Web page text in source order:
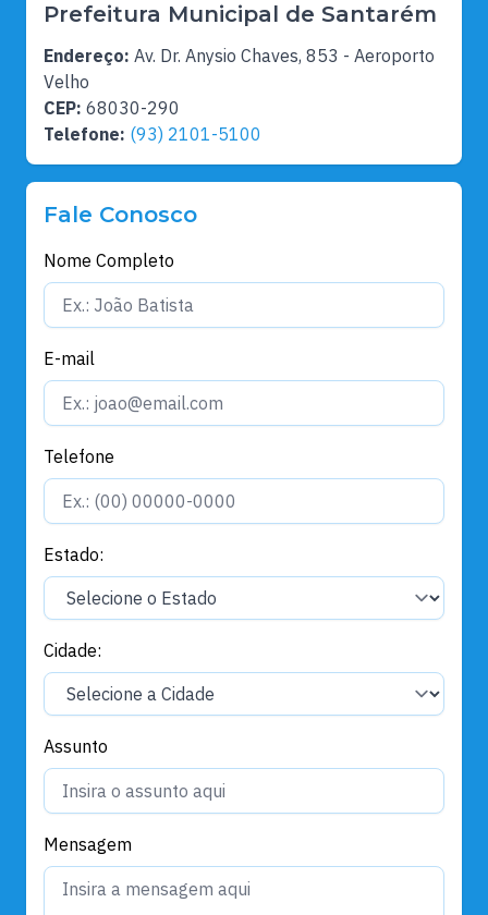
Prefeitura Municipal de Santarém
Endereço: Av. Dr. Anysio Chaves, 853 - Aeroporto
Velho
CEP: 68030-290
Telefone: (93) 2101-5100
Fale Conosco
Nome Completo
E-mail
Telefone
Estado:
Cidade:
Assunto
Mensagem